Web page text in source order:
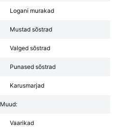
Logani murakad
Mustad sõstrad
Valged sõstrad
Punased sõstrad
Karusmarjad
Muud:
Vaarikad